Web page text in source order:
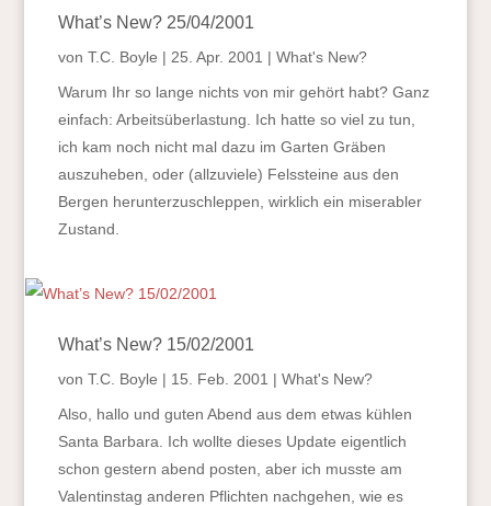
What’s New? 25/04/2001
von T.C. Boyle | 25. Apr. 2001 | What's New?
Warum Ihr so lange nichts von mir gehört habt? Ganz
einfach: Arbeitsüberlastung. Ich hatte so viel zu tun,
ich kam noch nicht mal dazu im Garten Gräben
auszuheben, oder (allzuviele) Felssteine aus den
Bergen herunterzuschleppen, wirklich ein miserabler
Zustand.
What’s New? 15/02/2001
von T.C. Boyle | 15. Feb. 2001 | What's New?
Also, hallo und guten Abend aus dem etwas kühlen
Santa Barbara. Ich wollte dieses Update eigentlich
schon gestern abend posten, aber ich musste am
Valentinstag anderen Pflichten nachgehen, wie es